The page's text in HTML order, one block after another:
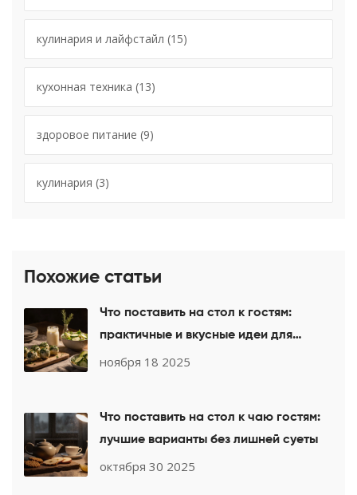
кулинария и лайфстайл (15)
кухонная техника (13)
здоровое питание (9)
кулинария (3)
Похожие статьи
Что поставить на стол к гостям:
практичные и вкусные идеи для
любого праздника
ноября 18 2025
Что поставить на стол к чаю гостям:
лучшие варианты без лишней суеты
октября 30 2025